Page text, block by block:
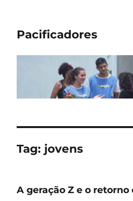
Pacificadores
Tag: jovens
A geração Z e o retorno